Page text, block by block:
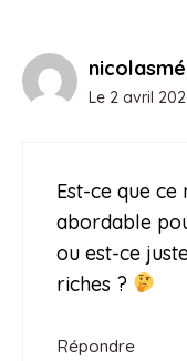
Le 2 avril
Est-ce que
abordable
ou est-ce
riches ?
Répondre